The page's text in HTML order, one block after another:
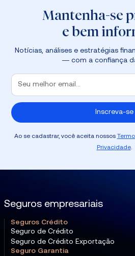
Mantenha-se
e bem
Notícias, análises e estratégias
— com a confiança
Ao se cadastrar, você aceita nossos
Privacidade.
Seguros empresariais
Seguros Crédito
Seguro de Crédito
Seguro de Crédito Exportação
Seguro Garantia